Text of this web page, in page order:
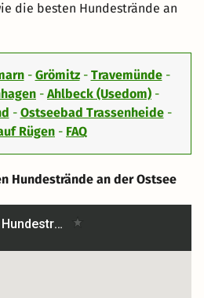
die besten Hundestrände an
- Grömitz- Travemünde-
- Ahlbeck (Usedom) -
- Ostseebad Trassenheide-
Rügen - FAQ
Hundestrände an der Ostsee